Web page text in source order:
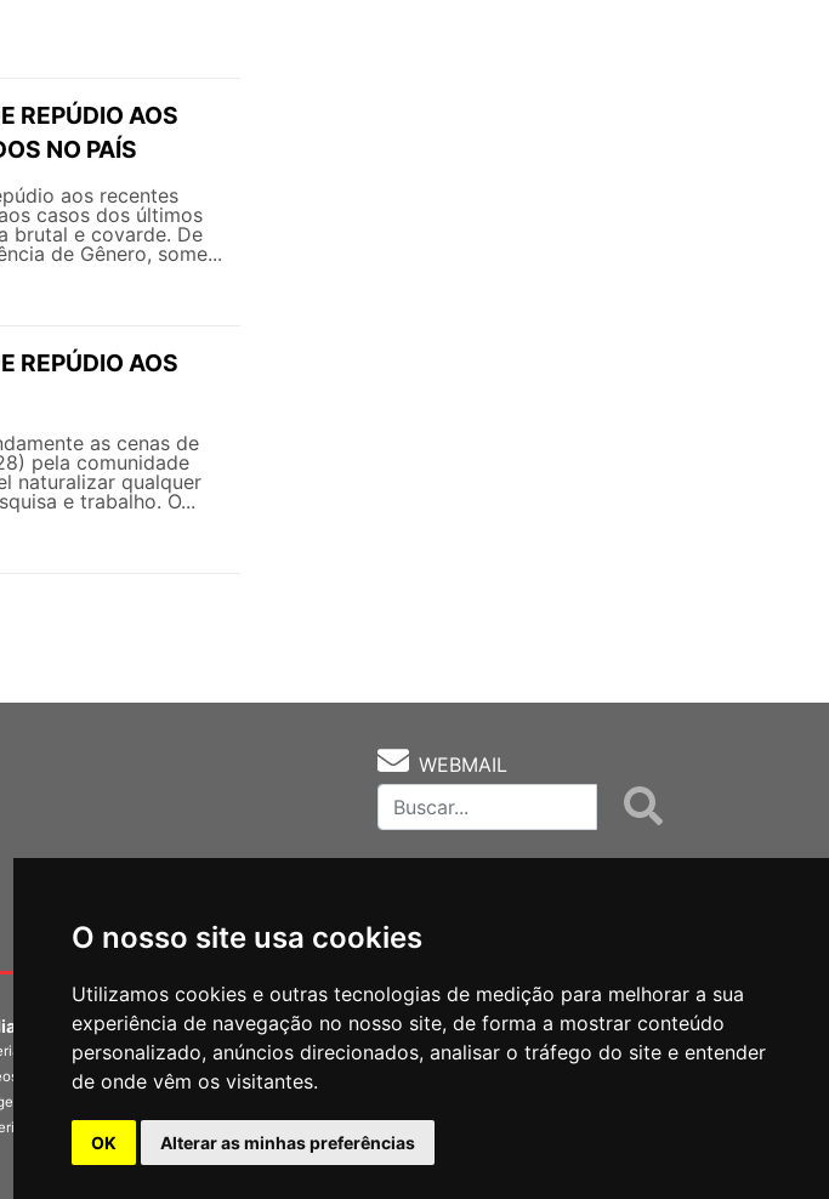
O nosso site usa cookies
Utilizamos cookies e outras tecnologias de medição para melhorar a sua
experiência de navegação no nosso site, de forma a mostrar conteúdo
personalizado, anúncios direcionados, analisar o tráfego do site e entender
de onde vêm os visitantes.
OK Alterar as minhas preferências
REPÚDIO AOS
NO PAÍS
aos recentes
casos dos últimos
brutal e covarde. De
de Gênero, some...
REPÚDIO AOS
as cenas de
pela comunidade
naturalizar qualquer
e trabalho. O...
WEBMAIL
Agenda Notícias Notas Técnicas Fale Conocsco